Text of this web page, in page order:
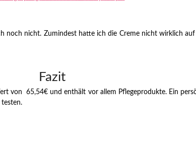
noch nicht. Zumindest hatte ich die Creme nicht wirklich
Fazit
von 65,54€ und enthält vor allem Pflegeprodukte. Ein